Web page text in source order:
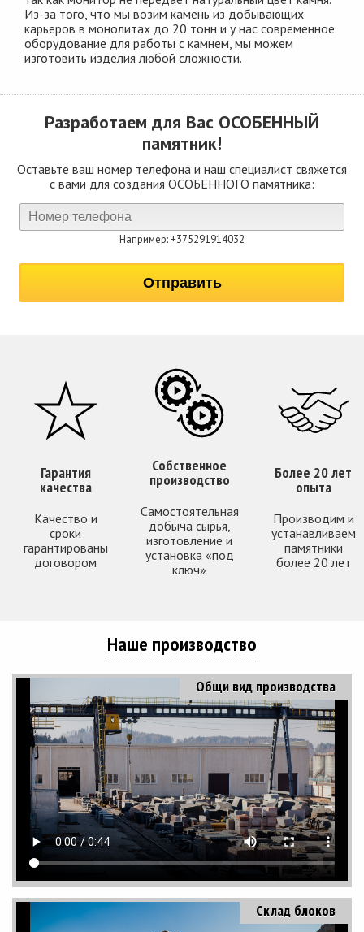
Из-за того, что мы возим камень из добывающих
карьеров в монолитах до 20 тонн и у нас современное
оборудование для работы с камнем, мы можем
изготовить изделия любой сложности.
Разработаем для Вас ОСОБЕННЫЙ
памятник!
Оставьте ваш номер телефона и наш специалист свяжется
с вами для создания ОСОБЕННОГО памятника:
Например: +375291914032
Гарантия
качества
Качество и
сроки
гарантированы
договором
Собственное
производство
Самостоятельная
добыча сырья,
изготовление и
установка «под
ключ»
Более 20 лет
опыта
Производим и
устанавливаем
памятники
более 20 лет
Наше производство
Общи вид производства
Склад блоков